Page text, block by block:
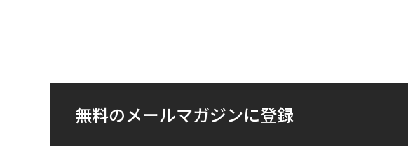
無料のメールマガジンに登録